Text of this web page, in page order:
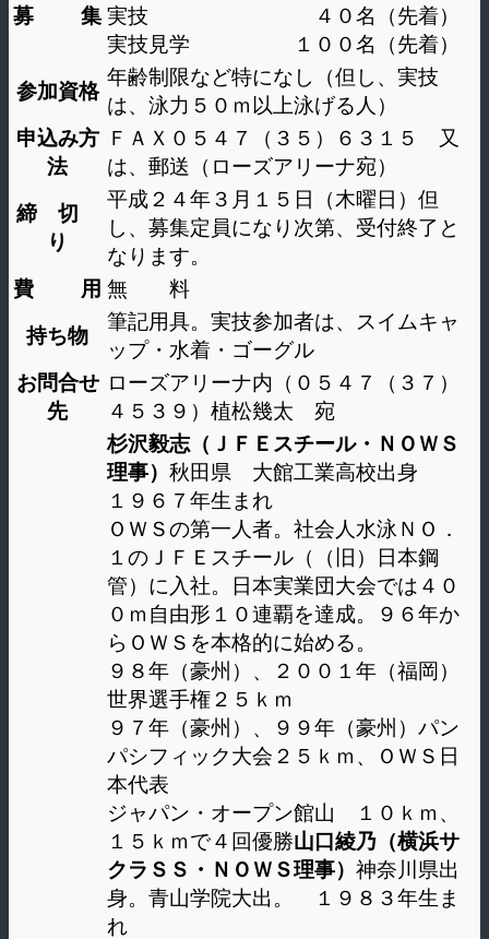
募 集 実技 ４０名（先着）
実技見学 １００名（先着）
参加資格
年齢制限など特になし（但し、実技
は、泳力５０ｍ以上泳げる人）
申込み方
法
ＦＡＸ０５４７（３５）６３１５ 又
は、郵送（ローズアリーナ宛）
締 切
り
平成２４年３月１５日（木曜日）但
し、募集定員になり次第、受付終了と
なります。
費 用 無 料
持ち物
筆記用具。実技参加者は、スイムキャ
ップ・水着・ゴーグル
お問合せ
先
ローズアリーナ内（０５４７（３７）
４５３９）植松幾太 宛
杉沢毅志（ＪＦＥスチール・ＮＯＷＳ
理事） 秋田県 大館工業高校出身
１９６７年生まれ
ＯＷＳの第一人者。社会人水泳ＮＯ．
１のＪＦＥスチール（（旧）日本鋼
管）に入社。日本実業団大会では４０
０ｍ自由形１０連覇を達成。９６年か
らＯＷＳを本格的に始める。
９８年（豪州）、２００１年（福岡）
世界選手権２５ｋｍ
９７年（豪州）、９９年（豪州）パン
パシフィック大会２５ｋｍ、ＯＷＳ日
本代表
ジャパン・オープン館山 １０ｋｍ、
１５ｋｍで４回優勝山口綾乃（横浜サ
クラＳＳ・ＮＯＷＳ理事） 神奈川県出
身。青山学院大出。 １９８３年生ま
れ